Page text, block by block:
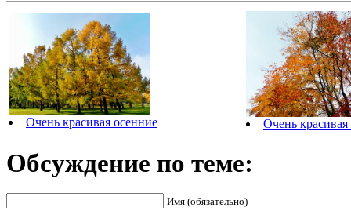
Очень красивая осенние Очень красивая
Обсуждение по теме:
Имя (обязательно)